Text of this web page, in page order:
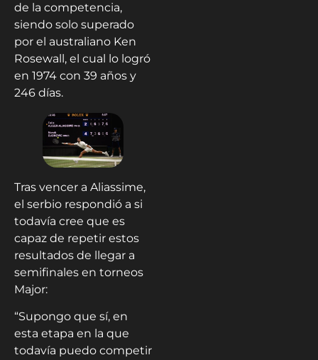
de la competencia,
siendo solo superado
por el australiano Ken
Rosewall, el cual lo logró
en 1974 con 39 años y
246 días.
Tras vencer a Aliassime,
el serbio respondió a si
todavía cree que es
capaz de repetir estos
resultados de llegar a
semifinales en torneos
Major:
“Supongo que sí, en
esta etapa en la que
todavía puedo competir